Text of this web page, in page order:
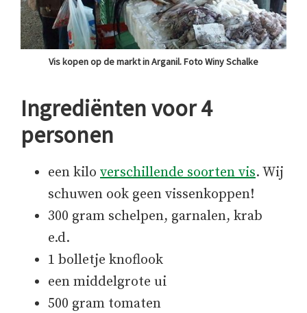
Vis kopen op de markt in Arganil. Foto Winy Schalke
Ingrediënten voor 4
personen
een kilo verschillende soorten vis. Wij
schuwen ook geen vissenkoppen!
300 gram schelpen, garnalen, krab
e.d.
1 bolletje knoflook
een middelgrote ui
500 gram tomaten